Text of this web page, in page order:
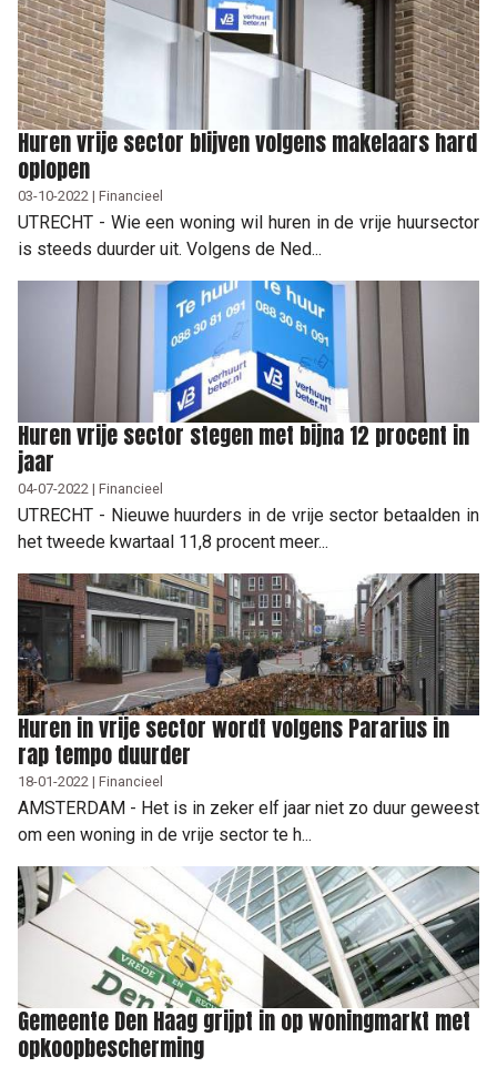
Huren vrije sector blijven volgens makelaars hard
oplopen
03-10-2022 | Financieel
UTRECHT - Wie een woning wil huren in de vrije huursector
is steeds duurder uit. Volgens de Ned...
Huren vrije sector stegen met bijna 12 procent in
jaar
04-07-2022 | Financieel
UTRECHT - Nieuwe huurders in de vrije sector betaalden in
het tweede kwartaal 11,8 procent meer...
Huren in vrije sector wordt volgens Pararius in
rap tempo duurder
18-01-2022 | Financieel
AMSTERDAM - Het is in zeker elf jaar niet zo duur geweest
om een woning in de vrije sector te h...
Gemeente Den Haag grijpt in op woningmarkt met
opkoopbescherming